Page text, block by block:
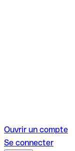
Ouvrir un compte
Se connecter